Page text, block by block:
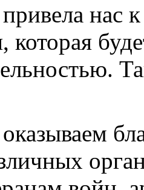
нас
которая